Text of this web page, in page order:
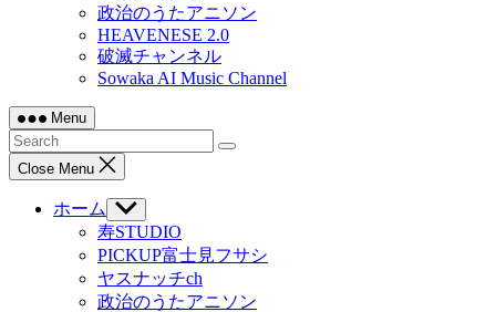
政治のうたアニソン
HEAVENESE 2.0
破滅チャンネル
Sowaka AI Music Channel
Menu
Close Menu
ホーム
Show
sub
menu
寿STUDIO
PICKUP富士見フサシ
ヤスナッチch
政治のうたアニソン